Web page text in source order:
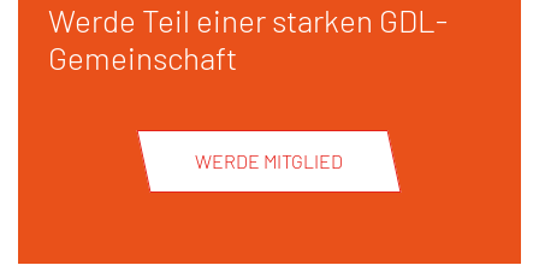
Werde Teil einer starken GDL-
Gemeinschaft
WERDE MITGLIED